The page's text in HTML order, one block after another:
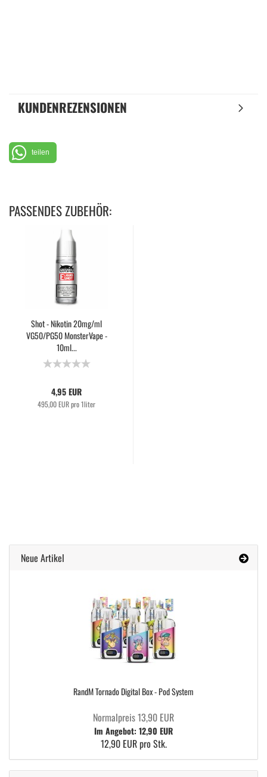
KUNDENREZENSIONEN
teilen
PASSENDES ZUBEHÖR:
Shot - Nikotin 20mg/ml
VG50/PG50 MonsterVape -
10ml...
4,95 EUR
495,00 EUR pro 1liter
Neue Artikel
RandM Tornado Digital Box - Pod System
Normalpreis 13,90 EUR
Im Angebot: 12,90 EUR
12,90 EUR pro Stk.